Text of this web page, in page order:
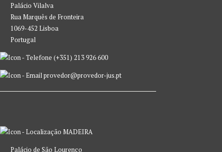
Palácio Vilalva
Rua Marquês de Fronteira
1069-452 Lisboa
Portugal
(+351) 213 926 600
provedor@provedor-jus.pt
MADEIRA
Palácio de São Lourenço